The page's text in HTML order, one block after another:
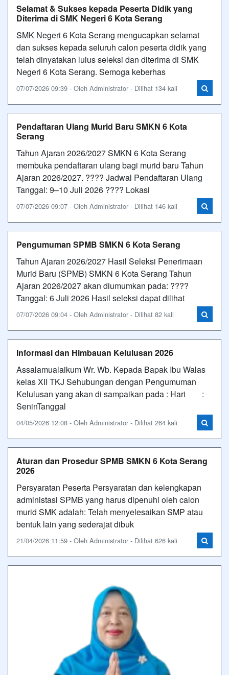
Selamat & Sukses kepada Peserta Didik yang
Diterima di SMK Negeri 6 Kota Serang
SMK Negeri 6 Kota Serang mengucapkan selamat
dan sukses kepada seluruh calon peserta didik yang
telah dinyatakan lulus seleksi dan diterima di SMK
Negeri 6 Kota Serang. Semoga keberhas
07/07/2026 09:39 - Oleh Administrator - Dilihat 134 kali
Pendaftaran Ulang Murid Baru SMKN 6 Kota
Serang
Tahun Ajaran 2026/2027 SMKN 6 Kota Serang
membuka pendaftaran ulang bagi murid baru Tahun
Ajaran 2026/2027. ???? Jadwal Pendaftaran Ulang
Tanggal: 9–10 Juli 2026 ???? Lokasi
07/07/2026 09:07 - Oleh Administrator - Dilihat 146 kali
Pengumuman SPMB SMKN 6 Kota Serang
Tahun Ajaran 2026/2027 Hasil Seleksi Penerimaan
Murid Baru (SPMB) SMKN 6 Kota Serang Tahun
Ajaran 2026/2027 akan diumumkan pada: ????
Tanggal: 6 Juli 2026 Hasil seleksi dapat dilihat
07/07/2026 09:04 - Oleh Administrator - Dilihat 82 kali
Informasi dan Himbauan Kelulusan 2026
Assalamualaikum Wr. Wb. Kepada Bapak Ibu Walas
kelas XII TKJ Sehubungan dengan Pengumuman
Kelulusan yang akan di sampaikan pada : Hari :
SeninTanggal
04/05/2026 12:08 - Oleh Administrator - Dilihat 264 kali
Aturan dan Prosedur SPMB SMKN 6 Kota Serang
2026
Persyaratan Peserta Persyaratan dan kelengkapan
administasi SPMB yang harus dipenuhi oleh calon
murid SMK adalah: Telah menyelesaikan SMP atau
bentuk lain yang sederajat dibuk
21/04/2026 11:59 - Oleh Administrator - Dilihat 626 kali